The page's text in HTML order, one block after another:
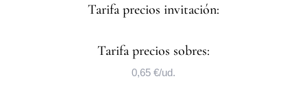
Tarifa precios invitación:
Tarifa precios sobres:
0,65 €/ud.